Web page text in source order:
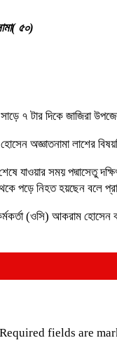
৫০)
৭ টার দিকে জাজিরা
অজ্ঞাতনামা লাশের
যাওয়ার সময় পদ্মাসেতু
পড়ে নিহত হয়ছেন বলে
(ওসি) আকরাম
Required fields are